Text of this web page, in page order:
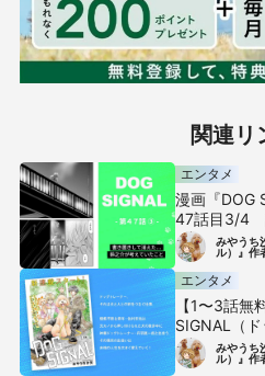
関連リ
エンタメ
漫画『DOG
47話目3/4
内
みやうち
ル）』作
エンタメ
【1〜3話無
SIGNAL（
らすじまと
みやうち
ル）』作